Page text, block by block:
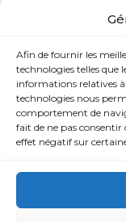
Afin de fournir les
technologies telles que
informations relatives
technologies nous
comportement de
fait de ne pas
effet négatif sur
Contact
 450

765,